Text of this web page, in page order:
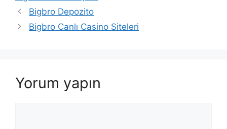
Bigbro Depozito
Bigbro Canlı Casino Siteleri
Yorum yapın